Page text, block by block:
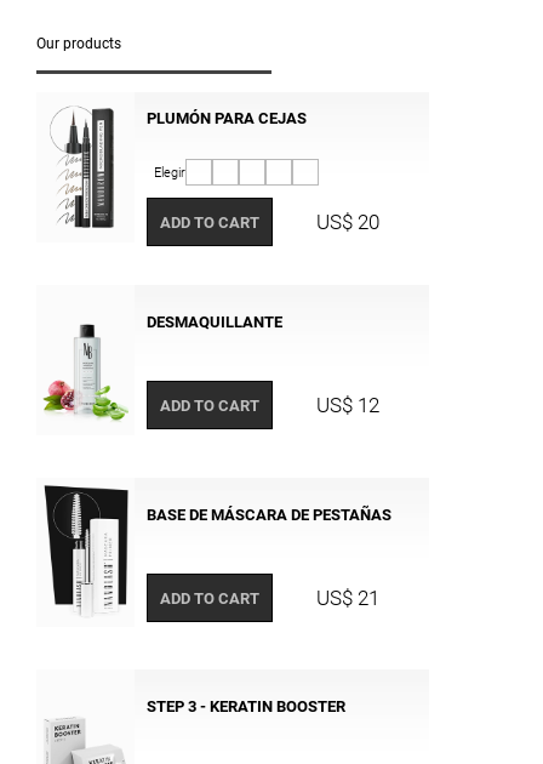
Our products
PLUMÓN PARA CEJAS
Elegir
ADD TO CART US$ 20
DESMAQUILLANTE
ADD TO CART US$ 12
BASE DE MÁSCARA DE PESTAÑAS
ADD TO CART US$ 21
STEP 3 - KERATIN BOOSTER